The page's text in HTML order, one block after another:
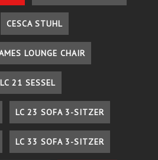
CESCA STUHL
LOUNGE CHAIR
LC 21 SESSEL
LC 23 SOFA 3-SITZER
LC 33 SOFA 3-SITZER